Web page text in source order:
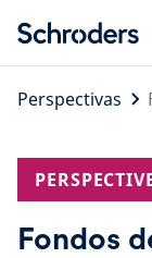
content
Perspectivas
Fondos